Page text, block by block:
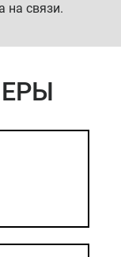
на связи.